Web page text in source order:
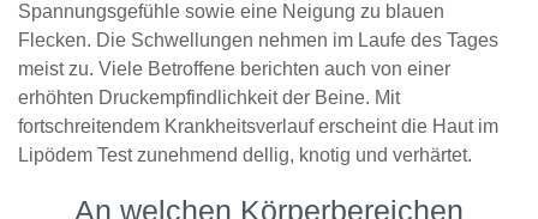
Spannungsgefühle sowie eine Neigung zu blauen
Flecken. Die Schwellungen nehmen im Laufe des Tages
meist zu. Viele Betroffene berichten auch von einer
erhöhten Druckempfindlichkeit der Beine. Mit
fortschreitendem Krankheitsverlauf erscheint die Haut im
Lipödem Test zunehmend dellig, knotig und verhärtet.
An welchen Körperbereichen